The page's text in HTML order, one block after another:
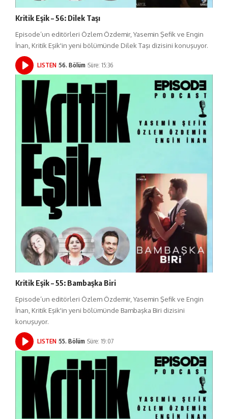
Kritik Eşik – 56: Dilek Taşı
Episode’un editörleri Özlem Özdemir, Yasemin Şefik ve Engin
İnan, Kritik Eşik'in yeni bölümünde Dilek Taşı dizisini konuşuyor.
LISTEN 56. Bölüm Süre: 15:36
Kritik Eşik – 55: Bambaşka Biri
Episode’un editörleri Özlem Özdemir, Yasemin Şefik ve Engin
İnan, Kritik Eşik'in yeni bölümünde Bambaşka Biri dizisini
konuşuyor.
LISTEN 55. Bölüm Süre: 19:07